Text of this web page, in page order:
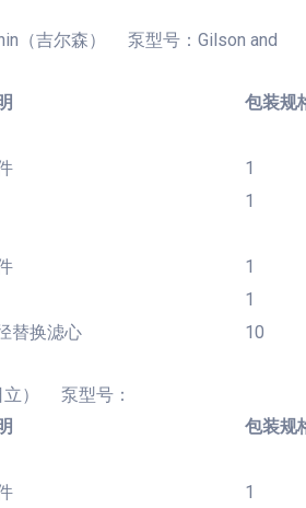
（吉尔森） 泵型号：Gilson and
包装规
1
1
1
1
替换滤心 10
立） 泵型号：
包装规
1